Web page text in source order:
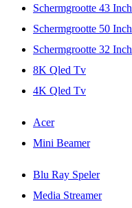
Schermgrootte 43 Inch
Schermgrootte 50 Inch
Schermgrootte 32 Inch
8K Qled Tv
4K Qled Tv
Acer
Mini Beamer
Blu Ray Speler
Media Streamer